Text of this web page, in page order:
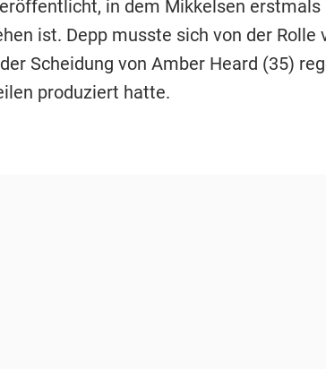
in dem Mikkelsen erstmals
ist. Depp musste sich von der Rolle
Scheidung von Amber Heard (35)
produziert hatte.